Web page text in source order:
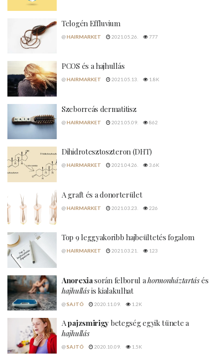
Telogén Effluvium
@HAIRMARKET 2021.05.26. 777
PCOS és a hajhullás
@HAIRMARKET 2021.05.13. 1.8K
Szeborreás dermatitisz
@HAIRMARKET 2021.05.09. 862
Dihidrotesztoszteron (DHT)
@HAIRMARKET 2021.04.26. 3.6K
A graft és a donorterület
@HAIRMARKET 2021.03.23. 226
Top 9 leggyakoribb hajbeültetés fogalom
@HAIRMARKET 2021.03.21. 123
Anorexiasorán felborul ahormonháztartásés
hajhullásis kialakulhat
@SAJTÓ 2020.11.09. 1.2K
Apajzsmirigy betegség egyik tünete a
hajhullás
@SAJTÓ 2020.10.09. 1.5K